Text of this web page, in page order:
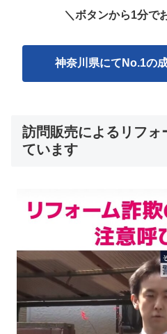
＼ボタンから1分で
神奈川県にてNo.1の
訪問販売によるリフォ
ています